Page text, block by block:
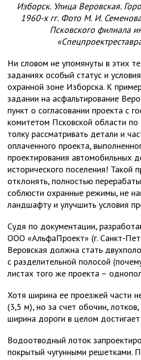
Изборск. Улица Веровская.
1960-х гг. Фото М. И.
Псковского филиала
Ни словом не упомянуты в этих
заданиях особый статус и
охранной зоне Изборска. К
задании на асфальтирование
пункт о согласовании проекта с
комитетом Псковской области по
толку рассматривать детали и
оплаченного проекта,
проектирования автомобильных
исторического поселения! Такой
отклонять, полностью
соблюсти охранные режимы, не
ландшафту и улучшить условия
Судя по документации,
ООО «АльфаПроект» (г. Санкт-
Веровская должна стать
с разделительной полосой
листах того же проекта –
Хотя ширина ее проезжей части
(3,5 м), но за счет обочин,
ширина дороги в целом
Водоотводный лоток
покрытый чугунными решетками.